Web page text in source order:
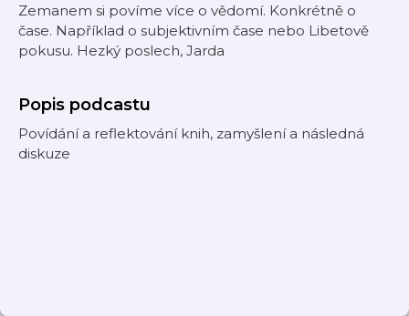
Zemanem si povíme více o vědomí. Konkrétně o
čase. Například o subjektivním čase nebo Libetově
pokusu. Hezký poslech, Jarda
Popis podcastu
Povídání a reflektování knih, zamyšlení a následná
diskuze